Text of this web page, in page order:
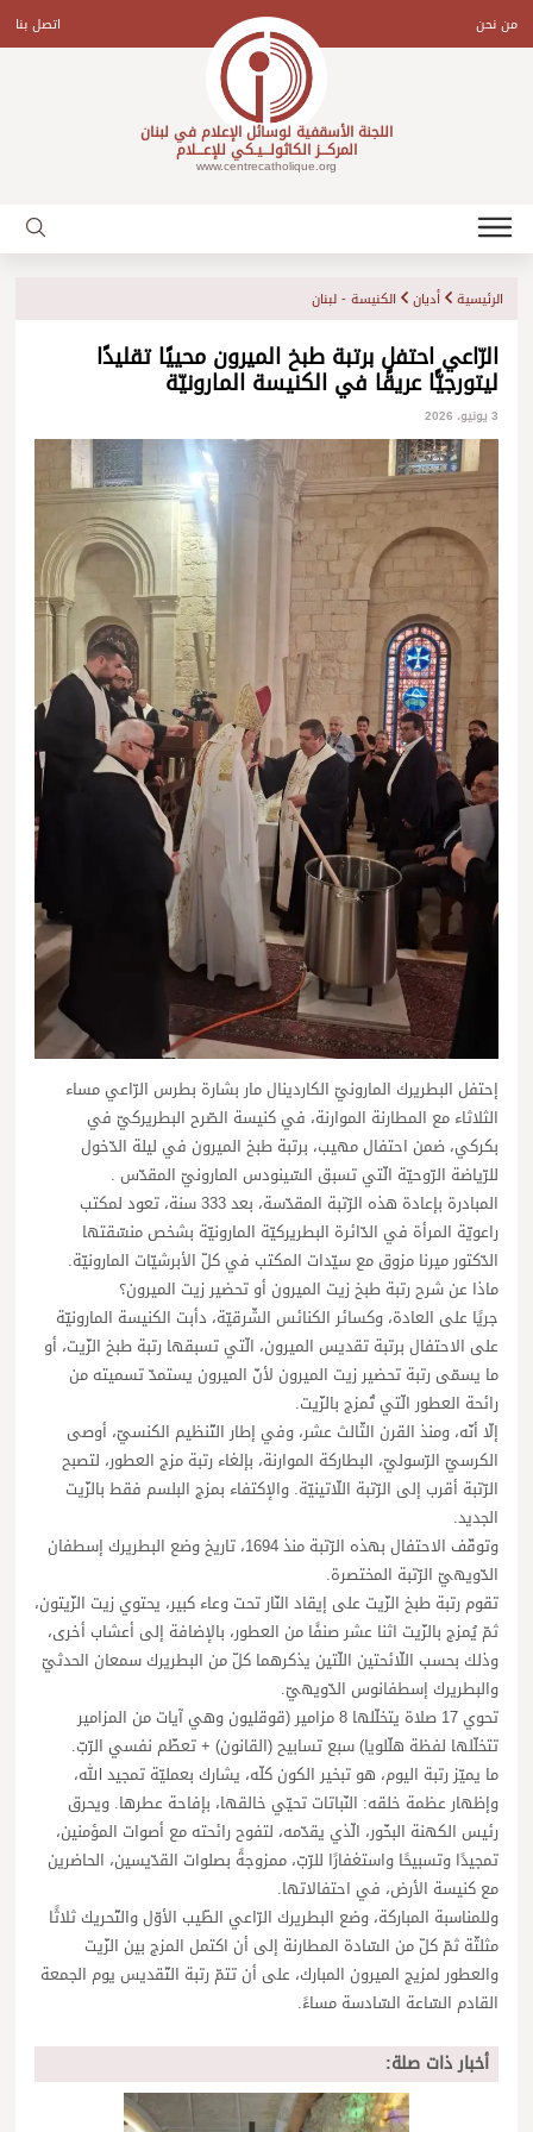
contentمن نحن اتصل بنا
اللجنة الأسقفية لوسائل الإعلام في لبنان
المركـــز الكاثولـــيـكي للإعـــلام
www.centrecatholique.org
الرئيسية أديان الكنيسة - لبنان
الرّاعي احتفل برتبة طبخ الميرون محييًا تقليدًا
ليتورجيًّا عريقًا في الكنيسة المارونيّة
3 يونيو، 2026
إحتفل البطريرك المارونيّ الكاردينال مار بشارة بطرس الرّاعي مساء
الثلاثاء مع المطارنة الموارنة، في كنيسة الصّرح البطريركيّ في
بكركي، ضمن احتفال مهيب، برتبة طبخ الميرون في ليلة الدّخول
للرّياضة الرّوحيّة الّتي تسبق السّينودس المارونيّ المقدّس .
المبادرة بإعادة هذه الرّتبة المقدّسة، بعد 333 سنة، تعود لمكتب
راعويّة المرأة في الدّائرة البطريركيّة المارونيّة بشخص منسّقتها
الدّكتور ميرنا مزوق مع سيّدات المكتب في كلّ الأبرشيّات المارونيّة.
ماذا عن شرح رتبة طبخ زيت الميرون أو تحضير زيت الميرون؟
جريًا على العادة، وكسائر الكنائس الشّرقيّة، دأبت الكنيسة المارونيّة
على الاحتفال برتبة تقديس الميرون، الّتي تسبقها رتبة طبخ الزّيت، أو
ما يسمّى رتبة تحضير زيت الميرون لأنّ الميرون يستمدّ تسميته من
رائحة العطور الّتي تُمزج بالزّيت.
إلّا أنّه، ومنذ القرن الثّالث عشر، وفي إطار التّنظيم الكنسيّ، أوصى
الكرسيّ الرّسوليّ، البطاركة الموارنة، بإلغاء رتبة مزج العطور، لتصبح
الرّتبة أقرب إلى الرّتبة اللّاتينيّة. والإكتفاء بمزج البلسم فقط بالزّيت
الجديد.
وتوقّف الاحتفال بهذه الرّتبة منذ 1694، تاريخ وضع البطريرك إسطفان
الدّويهيّ الرّتبة المختصرة.
تقوم رتبة طبخ الزّيت على إيقاد النّار تحت وعاء كبير، يحتوي زيت الزّيتون،
ثمّ يُمزج بالزّيت اثنا عشر صنفًا من العطور، بالإضافة إلى أعشاب أخرى،
وذلك بحسب اللّائحتين اللّتين يذكرهما كلّ من البطريرك سمعان الحدثيّ
والبطريرك إسطفانوس الدّويهيّ.
تحوي 17 صلاة يتخلّلها 8 مزامير (قوقليون وهي آيات من المزامير
تتخلّلها لفظة هلّلويا) سبع تسابيح (القانون) + تعظّم نفسي الرّبّ.
ما يميّز رتبة اليوم، هو تبخير الكون كلّه، يشارك بعمليّة تمجيد الله،
وإظهار عظمة خلقه: النّباتات تحيّي خالقها، بإفاحة عطرها. ويحرق
رئيس الكهنة البخّور، الّذي يقدّمه، لتفوح رائحته مع أصوات المؤمنين،
تمجيدًا وتسبيحًا واستغفارًا للرّبّ، ممزوجةً بصلوات القدّيسين، الحاضرين
مع كنيسة الأرض، في احتفالاتها.
وللمناسبة المباركة، وضع البطريرك الرّاعي الطّيب الأوّل والتّحريك ثلاثًا
مثلثّة ثمّ كلّ من السّادة المطارنة إلى أن اكتمل المزج بين الزّيت
والعطور لمزيج الميرون المبارك، على أن تتمّ رتبة التّقديس يوم الجمعة
القادم السّاعة السّادسة مساءً.
أخبار ذات صلة: